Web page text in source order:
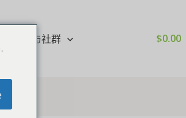
影音与社群 $0.00